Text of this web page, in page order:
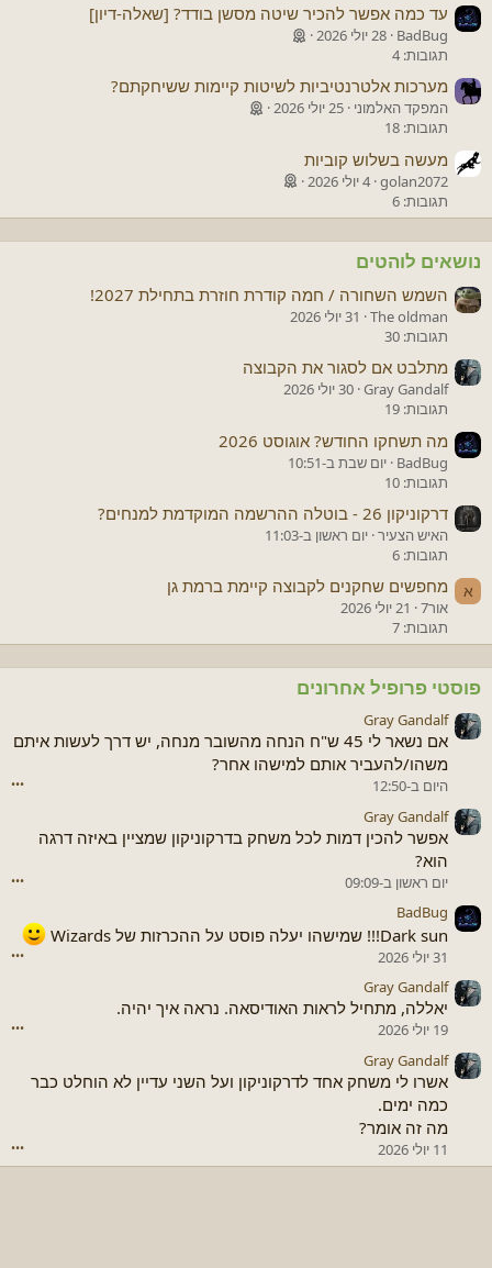
עד כמה אפשר להכיר שיטה מסשן בודד? [שאלה-דיון]
BadBug 28 יולי 2026
תגובות: 4
מערכות אלטרנטיביות לשיטות קיימות ששיחקתם?
המפקד האלמוני 25 יולי 2026
תגובות: 18
מעשה בשלוש קוביות
golan2072 4 יולי 2026
תגובות: 6
נושאים לוהטים
השמש השחורה / חמה קודרת חוזרת בתחילת 2027!
The oldman
31 יולי 2026
תגובות: 30
מתלבט אם לסגור את הקבוצה
Gray Gandalf 30 יולי 2026
תגובות: 19
מה תשחקו החודש? אוגוסט 2026
BadBug יום שבת ב-10:51
תגובות: 10
דרקוניקון 26 - בוטלה ההרשמה המוקדמת למנחים?
האיש הצעיר יום ראשון ב-11:03
תגובות: 6
א מחפשים שחקנים לקבוצה קיימת ברמת גן
אור7
21 יולי 2026
תגובות: 7
פוסטי פרופיל אחרונים
Gray Gandalf
אם נשאר לי 45 ש"ח הנחה מהשובר מנחה, יש דרך לעשות איתם
משהו/להעביר אותם למישהו אחר?
היום ב-12:50 •••
Gray Gandalf
אפשר להכין דמות לכל משחק בדרקוניקון שמציין באיזה דרגה
הוא?
יום ראשון ב-09:09 •••
BadBug
Dark sun!!! שמישהו יעלה פוסט על ההכרזות של Wizards
31 יולי 2026 •••
Gray Gandalf
יאללה, מתחיל לראות האודיסאה. נראה איך יהיה.
19 יולי 2026 •••
Gray Gandalf
אשרו לי משחק אחד לדרקוניקון ועל השני עדיין לא הוחלט כבר
כמה ימים.
מה זה אומר?
11 יולי 2026 •••